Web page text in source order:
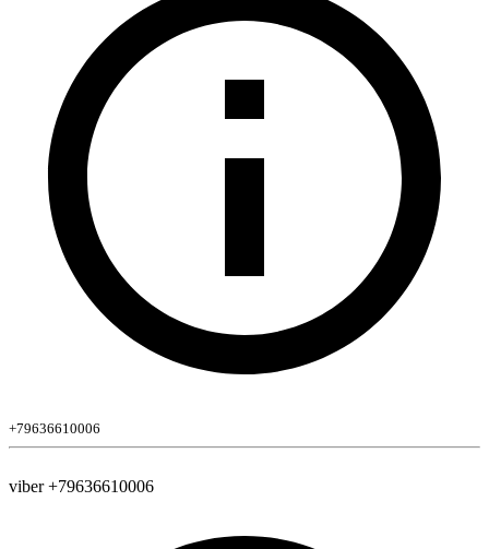
+79636610006
viber +79636610006